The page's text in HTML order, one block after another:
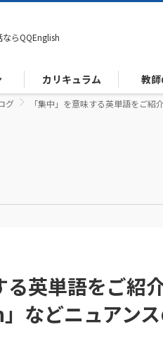
らQQEnglish
カリキュラム 教
グ 「集中」を意味する英単語をご
る英単語をご紹
などニュアン